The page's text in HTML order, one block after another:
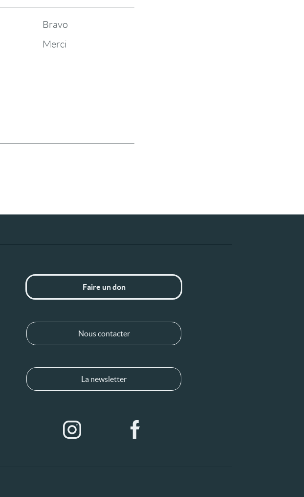
Bravo
Merci
Faire un don
Nous contacter
La newsletter